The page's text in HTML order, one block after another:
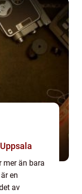
mer än bara
en
av